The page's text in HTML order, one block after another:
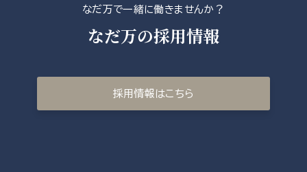
なだ万で一緒に働きませんか？
なだ万の採用情報
採用情報はこちら